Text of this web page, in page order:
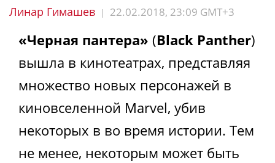
Линар Гимашев | 22.02.2018, 23:09 GMT+3
«Черная пантера» (Black Panther)
вышла в кинотеатрах, представляя
множество новых персонажей в
киновселенной Marvel, убив
некоторых в во время истории. Тем
не менее, некоторым может быть